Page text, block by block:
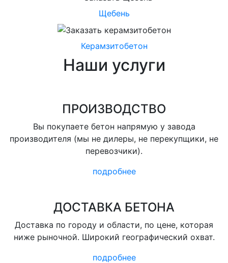
Щебень
Керамзитобетон
Наши услуги
ПРОИЗВОДСТВО
Вы покупаете бетон напрямую у завода
производителя (мы не дилеры, не перекупщики, не
перевозчики).
подробнее
ДОСТАВКА БЕТОНА
Доставка по городу и области, по цене, которая
ниже рыночной. Широкий географический охват.
подробнее